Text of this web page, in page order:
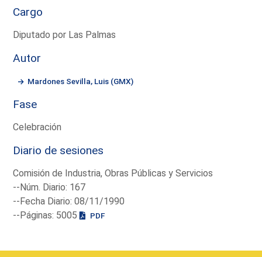
Cargo
Diputado por Las Palmas
Autor
Mardones Sevilla, Luis (GMX)
Fase
Celebración
Diario de sesiones
Comisión de Industria, Obras Públicas y Servicios
--Núm. Diario: 167
--Fecha Diario: 08/11/1990
--Páginas: 5005
PDF